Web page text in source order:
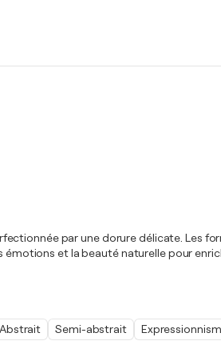
par une dorure délicate. Les
et la beauté naturelle pour
Abstrait Semi-abstrait